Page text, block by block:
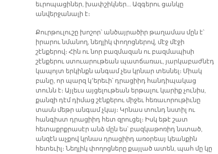
եւրոպացիներ, խափշիկներ… Ազգերու ցանկը
անվերջանալի է։
Քուրթուլուշը խոշոր՝ անծայրածիր թաղամաս մըն է՝
իրարու նմանող, նեղլիկ փողոցներով, մէջ մէջի
շէնքերով։ Հին ու նոր բազմազան ու բազմապիսի
շէնքերու ստուարութեան պատճառաւ, յարկաբաժնէդ
կապոյտ երկինքն անգամ չես կրնար տեսնել։ Միակ
բանը, որ պարզ կ՚երեւի՝ դրացիիդ հանդիպակաց
տունն է։ Այլեւս այցելութեան երթալու կարիք չունիս,
քանզի դէմ դիմաց շէնքերու միջեւ հեռաւորութիւնը
տասն մեթր անգամ չկայ։ Կրնաս տունդ նստիլ ու
հանգիստ դրացիիդ հետ զրուցել։ Իսկ եթէ շատ
հետաքրքրասէր անձ մըն ես՝ բազկաթոռիդ նստած,
անզէն աչքով կրնաս դրացիիդ առօրեայ կեանքին
հետեւիլ։ Նեղլիկ փողոցները քայլած ատեն, պահ մը կը